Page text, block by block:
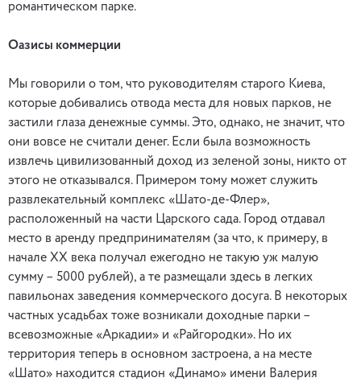
романтическом парке.
Оазисы коммерции
Мы говорили о том, что руководителям старого Киева,
которые добивались отвода места для новых парков, не
застили глаза денежные суммы. Это, однако, не значит, что
они вовсе не считали денег. Если была возможность
извлечь цивилизованный доход из зеленой зоны, никто от
этого не отказывался. Примером тому может служить
развлекательный комплекс «Шато-де-Флер»,
расположенный на части Царского сада. Город отдавал
место в аренду предпринимателям (за что, к примеру, в
начале ХХ века получал ежегодно не такую уж малую
сумму – 5000 рублей), а те размещали здесь в легких
павильонах заведения коммерческого досуга. В некоторых
частных усадьбах тоже возникали доходные парки –
всевозможные «Аркадии» и «Райгородки». Но их
территория теперь в основном застроена, а на месте
«Шато» находится стадион «Динамо» имени Валерия